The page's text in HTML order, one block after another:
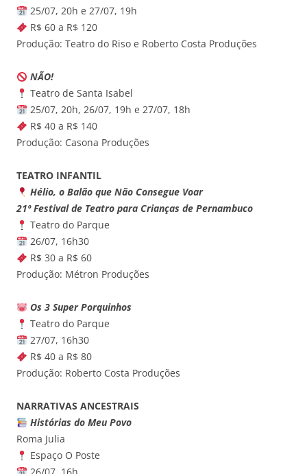
25/07, 20h e 27/07, 19h
R$ 60 a R$ 120
Produção: Teatro do Riso e Roberto Costa Produções
NÃO!
Teatro de Santa Isabel
25/07, 20h, 26/07, 19h e 27/07, 18h
R$ 40 a R$ 140
Produção: Casona Produções
TEATRO INFANTIL
Hélio, o Balão que Não Consegue Voar
21º Festival de Teatro para Crianças de Pernambuco
Teatro do Parque
26/07, 16h30
R$ 30 a R$ 60
Produção: Métron Produções
Os 3 Super Porquinhos
Teatro do Parque
27/07, 16h30
R$ 40 a R$ 80
Produção: Roberto Costa Produções
NARRATIVAS ANCESTRAIS
Histórias do Meu Povo
Roma Julia
Espaço O Poste